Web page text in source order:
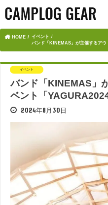
HOME
イベント
バンド「KINEMAS」が主催するアウ
イベント
バンド「KINEMAS」
ベント「
2024年8月30日